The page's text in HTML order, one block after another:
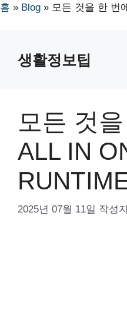
홈 » Blog » 모든 것을 한 번
생활정보팁
모든 것
ALL IN
2025년 07월 11일 작성